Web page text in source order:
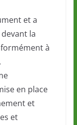
et a
la
à
en place
et
et